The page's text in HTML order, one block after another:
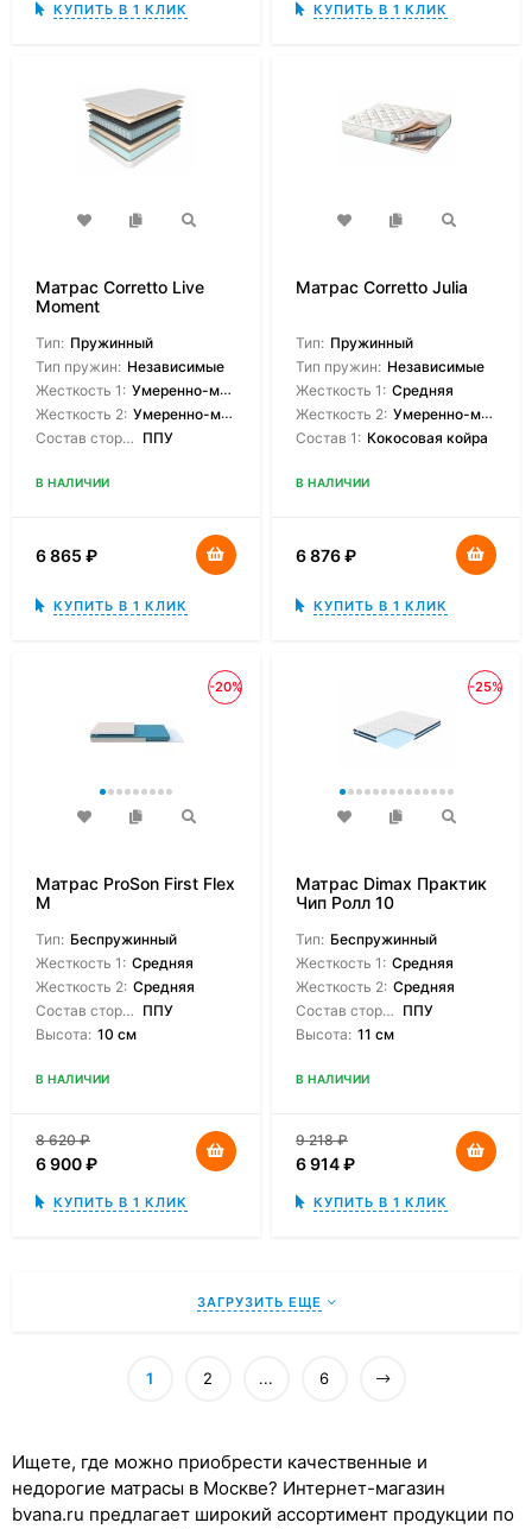
КУПИТЬ В 1 КЛИК КУПИТЬ В 1 КЛИК
Матрас Corretto Live
Moment
Тип: Пружинный
Тип пружин: Независимые
Жесткость 1: Умеренно-мягкая
Жесткость 2: Умеренно-мягкая
Состав сторон: ППУ
В НАЛИЧИИ
6 865 ₽
КУПИТЬ В 1 КЛИК
Матрас Corretto Julia
Тип: Пружинный
Тип пружин: Независимые
Жесткость 1: Средняя
Жесткость 2: Умеренно-мягкая
Состав 1: Кокосовая койра
В НАЛИЧИИ
6 876₽
КУПИТЬ В 1 КЛИК
-20%
Матрас ProSon First Flex
M
Тип: Беспружинный
Жесткость 1: Средняя
Жесткость 2: Средняя
Состав сторон: ППУ
Высота: 10 см
В НАЛИЧИИ
8 620₽
6 900₽
КУПИТЬ В 1 КЛИК
-25%
Матрас Dimax Практик
Чип Ролл 10
Тип: Беспружинный
Жесткость 1: Средняя
Жесткость 2: Средняя
Состав сторон: ППУ
Высота: 11 см
В НАЛИЧИИ
9 218₽
6 914₽
КУПИТЬ В 1 КЛИК
ЗАГРУЗИТЬ ЕЩЕ
1 2 ... 6
Ищете, где можно приобрести качественные и
недорогие матрасы в Москве? Интернет-магазин
bvana.ru предлагает широкий ассортимент продукции по